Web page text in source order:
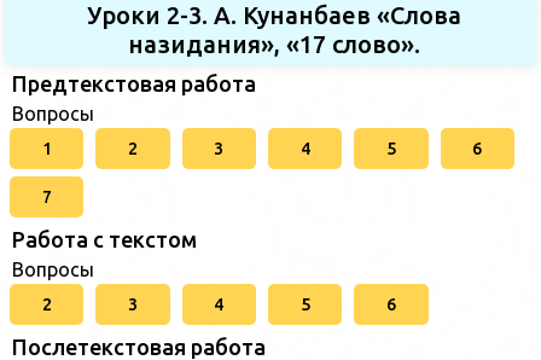
Уроки 2-3. A. Кунанбаев «Слова
назидания», «17 слово».
Предтекстовая работа
Вопросы
1 2 3 4 5 6
7
Работа с текстом
Вопросы
2 3 4 5 6
Послетекстовая работа